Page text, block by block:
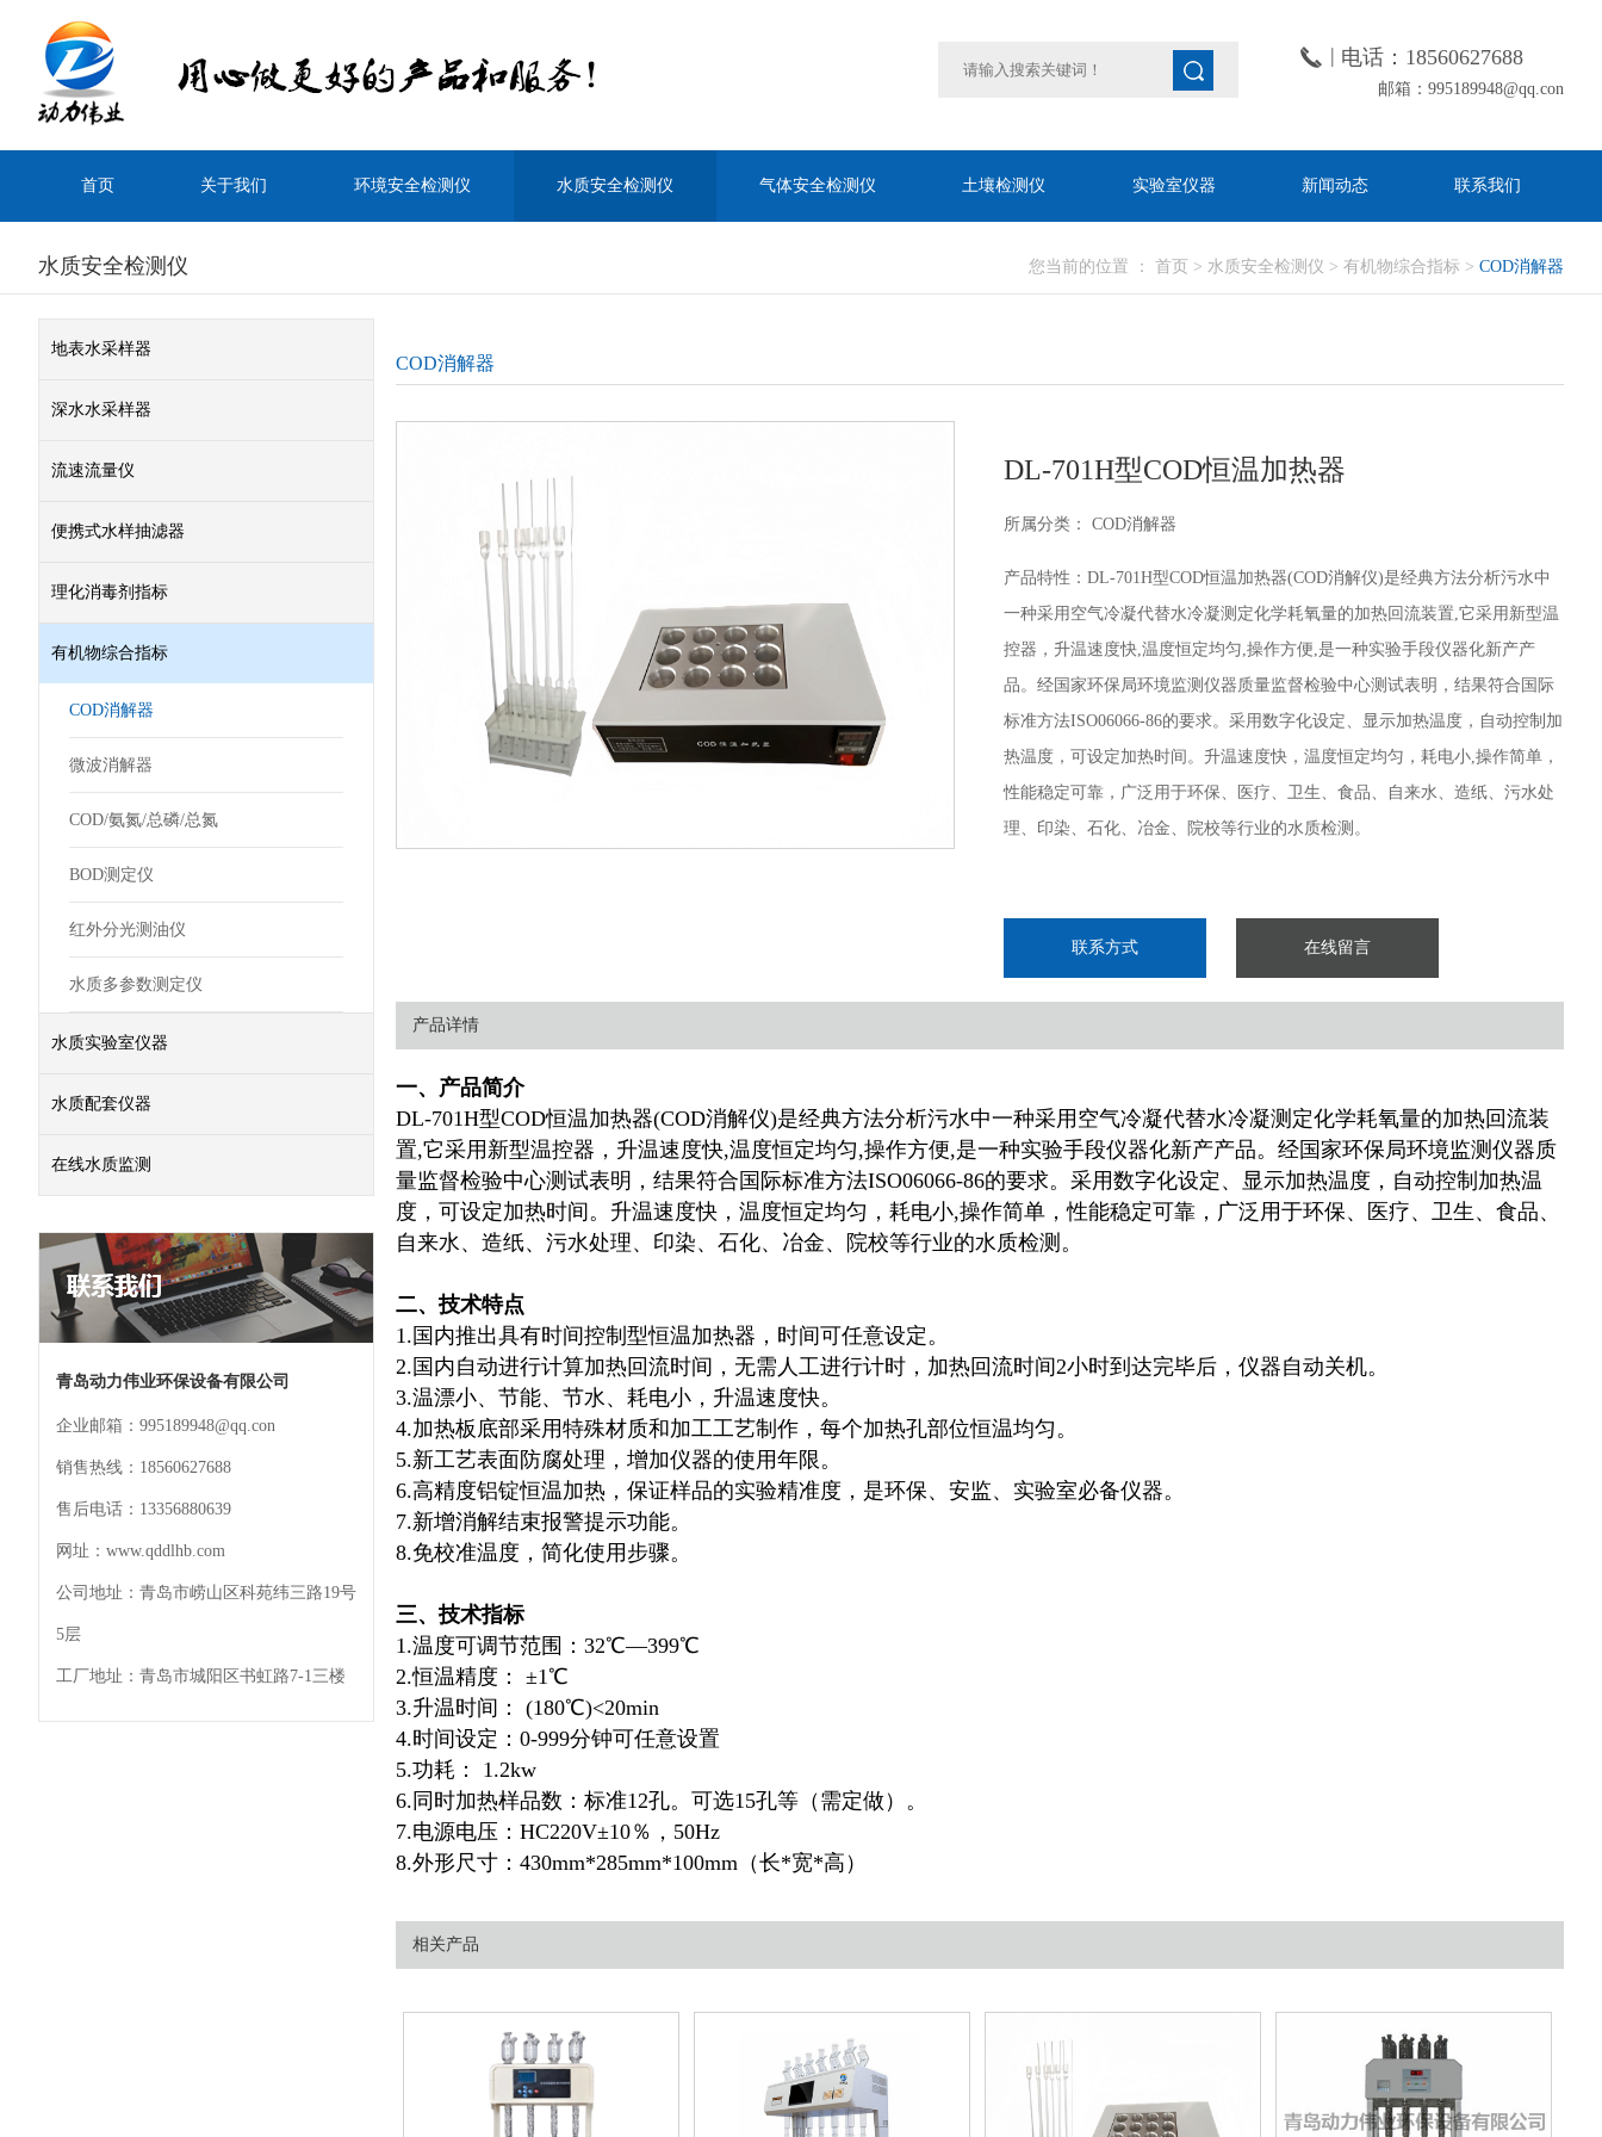
| 电话：18560627688
邮箱：995189948@qq.con
首页 关于我们 环境安全检测仪 水质安全检测仪 气体安全检测仪 土壤检测仪 实验室仪器 新闻动态 联系我们
水质安全检测仪 您当前的位置 ： 首页 > 水质安全检测仪 > 有机物综合指标 > COD消解器
地表水采样器
深水水采样器
流速流量仪
便携式水样抽滤器
理化消毒剂指标
有机物综合指标
COD消解器
微波消解器
COD/氨氮/总磷/总氮
BOD测定仪
红外分光测油仪
水质多参数测定仪
水质实验室仪器
水质配套仪器
在线水质监测
青岛动力伟业环保设备有限公司
企业邮箱：995189948@qq.con
销售热线：18560627688
售后电话：13356880639
网址：www.qddlhb.com
公司地址：青岛市崂山区科苑纬三路19号
5层
工厂地址：青岛市城阳区书虹路7-1三楼
COD消解器
DL-701H型COD恒温加热器
所属分类： COD消解器
产品特性：DL-701H型COD恒温加热器(COD消解仪)是经典方法分析污水中
一种采用空气冷凝代替水冷凝测定化学耗氧量的加热回流装置,它采用新型温
控器，升温速度快,温度恒定均匀,操作方便,是一种实验手段仪器化新产产
品。经国家环保局环境监测仪器质量监督检验中心测试表明，结果符合国际
标准方法ISO06066-86的要求。采用数字化设定、显示加热温度，自动控制加
热温度，可设定加热时间。升温速度快，温度恒定均匀，耗电小,操作简单，
性能稳定可靠，广泛用于环保、医疗、卫生、食品、自来水、造纸、污水处
理、印染、石化、冶金、院校等行业的水质检测。
联系方式 在线留言
产品详情
一、产品简介
DL-701H型COD恒温加热器(COD消解仪)是经典方法分析污水中一种采用空气冷凝代替水冷凝测定化学耗氧量的加热回流装
置,它采用新型温控器，升温速度快,温度恒定均匀,操作方便,是一种实验手段仪器化新产产品。经国家环保局环境监测仪器质
量监督检验中心测试表明，结果符合国际标准方法ISO06066-86的要求。采用数字化设定、显示加热温度，自动控制加热温
度，可设定加热时间。升温速度快，温度恒定均匀，耗电小,操作简单，性能稳定可靠，广泛用于环保、医疗、卫生、食品、
自来水、造纸、污水处理、印染、石化、冶金、院校等行业的水质检测。
二、技术特点
1.国内推出具有时间控制型恒温加热器，时间可任意设定。
2.国内自动进行计算加热回流时间，无需人工进行计时，加热回流时间2小时到达完毕后，仪器自动关机。
3.温漂小、节能、节水、耗电小，升温速度快。
4.加热板底部采用特殊材质和加工工艺制作，每个加热孔部位恒温均匀。
5.新工艺表面防腐处理，增加仪器的使用年限。
6.高精度铝锭恒温加热，保证样品的实验精准度，是环保、安监、实验室必备仪器。
7.新增消解结束报警提示功能。
8.免校准温度，简化使用步骤。
三、技术指标
1.温度可调节范围：32℃—399℃
2.恒温精度： ±1℃
3.升温时间： (180℃)<20min
4.时间设定：0-999分钟可任意设置
5.功耗： 1.2kw
6.同时加热样品数：标准12孔。可选15孔等（需定做）。
7.电源电压：HC220V±10％，50Hz
8.外形尺寸：430mm*285mm*100mm（长*宽*高）
相关产品